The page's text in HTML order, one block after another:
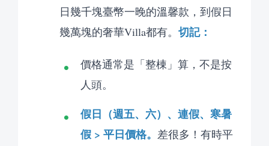
日幾千塊臺幣一晚的溫馨款，到假日
幾萬塊的奢華Villa都有。 切記：
價格通常是「整棟」算，不是按
人頭。
假日（週五、六）、連假、寒暑
假 > 平日價格。 差很多！有時平